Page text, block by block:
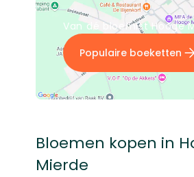
Van dé bloemist Hooge
Populaire boeketten
Bloemen kopen in
Mierde